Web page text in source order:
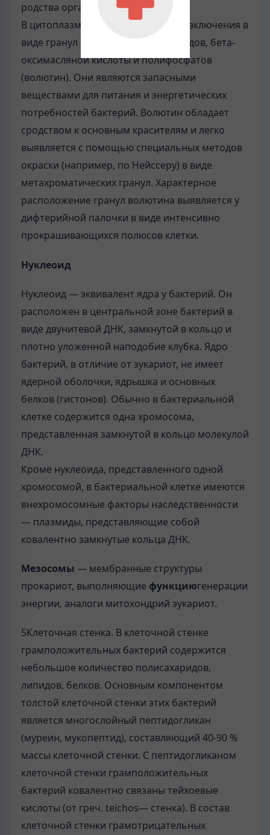
родства организмов.
В цитоплазме имеются различные включения в
виде гранул гликогена, полисахаридов, бета-
оксимасляной кислоты и полифосфатов
(волютин). Они являются запасными
веществами для питания и энергетических
потребностей бактерий. Волютин обладает
сродством к основным красителям и легко
выявляется с помощью специальных методов
окраски (например, по Нейссеру) в виде
метахроматических гранул. Характерное
расположение гранул волютина выявляется у
дифтерийной палочки в виде интенсивно
прокрашивающихся полюсов клетки.
Нуклеоид
Нуклеоид — эквивалент ядра у бактерий. Он
расположен в центральной зоне бактерий в
виде двунитевой ДНК, замкнутой в кольцо и
плотно уложенной наподобие клубка. Ядро
бактерий, в отличие от эукариот, не имеет
ядерной оболочки, ядрышка и основных
белков (гистонов). Обычно в бактериальной
клетке содержится одна хромосома,
представленная замкнутой в кольцо молекулой
ДНК.
Кроме нуклеоида, представленного одной
хромосомой, в бактериальной клетке имеются
внехромосомные факторы наследственности
— плазмиды, представляющие собой
ковалентно замкнутые кольца ДНК.
Мезосомы — мембранные структуры
прокариот, выполняющие функциюгенерации
энергии, аналоги митохондрий эукариот.
5Клеточная стенка. В клеточной стенке
грамположительных бактерий содержится
небольшое количество полисахаридов,
липидов, белков. Основным компонентом
толстой клеточной стенки этих бактерий
является многослойный пептидогликан
(муреин, мукопептид), составляющий 40-90 %
массы клеточной стенки. С пептидогликаном
клеточной стенки грамположительных
бактерий ковалентно связаны тейхоевые
кислоты (от греч. teichos— стенка). В состав
клеточной стенки грамотрицательных